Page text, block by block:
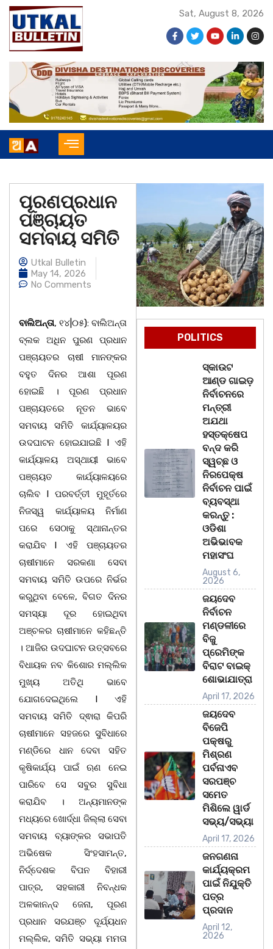
Sat, August 8, 2026
ପୂରଣପ୍ରଧାନ
ପଞ୍ଚାୟତ
ସମବାୟ ସମିତି
Utkal Bulletin
May 14, 2026
No Comments
ବାଲିଅନ୍ତା, ୧୪|୦୫): ବାଲିଅନ୍ତା
ବ୍ଲକ ଅଧିନ ପୁରଣ ପ୍ରଧାନ
ପଞ୍ଚାୟତର ଚାଷୀ ମାନଙ୍କର
ବହୁତ ଦିନର ଆଶା ପୂରଣ
ହୋଇଛି । ପୂରଣ ପ୍ରଧାନ
ପଞ୍ଚାୟତରେ ନୂତନ ଭାବେ
ସମବାୟ ସମିତି କାର୍ଯ୍ୟାଳୟର
ଉଦଘାଟନ ହୋଇଯାଇଛି l ଏହି
କାର୍ଯ୍ୟାଳୟ ଅସ୍ଥାୟୀ ଭାବେ
ପଞ୍ଚାୟତ କାର୍ଯ୍ୟାଳୟରେ
ଚାଲିବ l ପରବର୍ତ୍ତୀ ମୁହୂର୍ତରେ
ନିଜସ୍ୱ କାର୍ଯ୍ୟାଳୟ ନିର୍ମାଣ
ପରେ ସେଠାକୁ ସ୍ଥାନାନ୍ତର
କରାଯିବ l ଏହି ପଞ୍ଚାୟତର
ଚାଷୀମାନେ ସରକଣା ସେବା
ସମବାୟ ସମିତି ଉପରେ ନିର୍ଭର
କରୁଥିବା ବେଳେ, ବିଗତ ଦିନର
ସମସ୍ୟା ଦୂର ହୋଇଥିବା
ଅଞ୍ଚଳର ଚାଷୀମାନେ କହିଛନ୍ତି
। ଆଜିର ଉଦଘାଟନ ଉତ୍ସବରେ
ବିଧାୟକ ନବ କିଶୋର ମଲ୍ଲିକ
ମୁଖ୍ୟ ଅତିଥି ଭାବେ
ଯୋଗଦେଇଥିଲେ l ଏହି
ସମବାୟ ସମିତି ଦ୍ଵାରା କିପରି
ଚାଷୀମାନେ ସହଜରେ ସୁବିଧାରେ
ମଣ୍ଡିରେ ଧାନ ଦେବା ସହିତ
କୃଷିକାର୍ଯ୍ୟ ପାଇଁ ଋଣ ନେଇ
ପାରିବେ ସେ ସବୁର ସୁବିଧା
କରାଯିବ । ଅନ୍ୟମାନଙ୍କ
ମଧ୍ୟରେ ଖୋର୍ଦ୍ଧା ଜିଲ୍ଲା ସେବା
ସମବାୟ ବ୍ୟାଙ୍କର ସଭାପତି
ଅଭିଷେକ ସିଂହସାମନ୍ତ,
ନିର୍ଦ୍ଦେଶକ ବିପନ ବିହାରୀ
ପାତ୍ର, ସହକାରୀ ନିବନ୍ଧକ
ଅଳକାନନ୍ଦ ଜେନା, ପୂରଣ
ପ୍ରଧାନ ସରଯଞ୍ଚ ଦୂର୍ଯ୍ୟଧନ
ମଲ୍ଲିକ, ସମିତି ସଭ୍ୟା ମମତା
POLITICS
ସ୍କାଉଟ
ଆଣ୍ଡ ଗାଇଡ଼
ନିର୍ବାଚନରେ
ମନ୍ତ୍ରୀ
ଅଯଥା
ହସ୍ତକ୍ଷେପ
ବନ୍ଦ କରି
ସ୍ୱଚ୍ଛ ଓ
ନିରପେକ୍ଷ
ନିର୍ବାଚନ ପାଇଁ
ବ୍ୟବସ୍ଥା
କରନ୍ତୁ :
ଓଡିଶା
ଅଭିଭାବକ
ମହାସଂଘ
August 6,
2026
ଜୟଦେବ
ନିର୍ବାଚନ
ମଣ୍ଡଳୀରେ
ବିଜୁ
ପ୍ରେମିଙ୍କ
ବିରାଟ ବାଇକ୍
ଶୋଭାଯାତ୍ରା
April 17, 2026
ଜୟଦେବ
ବିଜେପି
ପକ୍ଷରୁ
ମିଶ୍ରଣ
ପର୍ବନାଏବ
ସରପଞ୍ଚ
ସମେତ
ମିଶିଲେ ୱାର୍ଡ
ସଭ୍ୟ/ସଭ୍ୟା
April 17, 2026
ଜନଗଣନା
କାର୍ଯ୍ୟକ୍ରମ
ପାଇଁ ନିଯୁକ୍ତି
ପତ୍ର
ପ୍ରଦାନ
April 12,
2026